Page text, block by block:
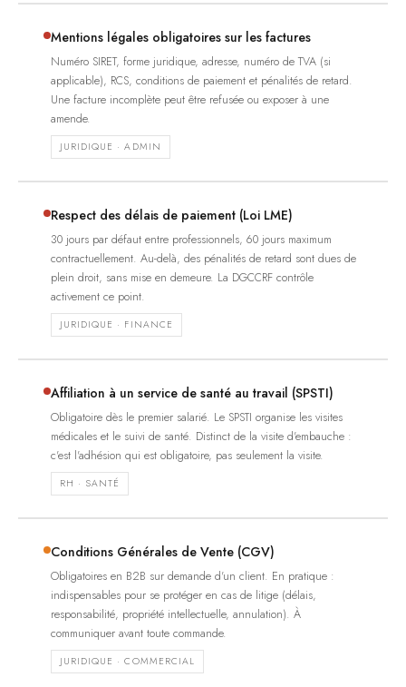
Mentions légales obligatoires sur les factures
Numéro SIRET, forme juridique, adresse, numéro de TVA (si
applicable), RCS, conditions de paiement et pénalités de retard.
Une facture incomplète peut être refusée ou exposer à une
amende.
JURIDIQUE · ADMIN
Respect des délais de paiement (Loi LME)
30 jours par défaut entre professionnels, 60 jours maximum
contractuellement. Au-delà, des pénalités de retard sont dues de
plein droit, sans mise en demeure. La DGCCRF contrôle
activement ce point.
JURIDIQUE · FINANCE
Affiliation à un service de santé au travail (SPSTI)
Obligatoire dès le premier salarié. Le SPSTI organise les visites
médicales et le suivi de santé. Distinct de la visite d'embauche :
c'est l'adhésion qui est obligatoire, pas seulement la visite.
RH · SANTÉ
Conditions Générales de Vente (CGV)
Obligatoires en B2B sur demande d'un client. En pratique :
indispensables pour se protéger en cas de litige (délais,
responsabilité, propriété intellectuelle, annulation). À
communiquer avant toute commande.
JURIDIQUE · COMMERCIAL